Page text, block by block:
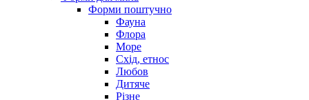
Форми поштучно
Фауна
Флора
Море
Схід, етнос
Любов
Дитяче
Різне